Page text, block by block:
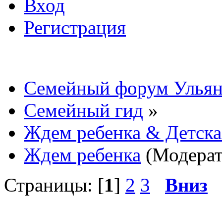
Вход
Регистрация
Семейный форум
Семейный гид »
Ждем ребенка &
Ждем ребенка
Страницы: [1] 2 3 Вниз